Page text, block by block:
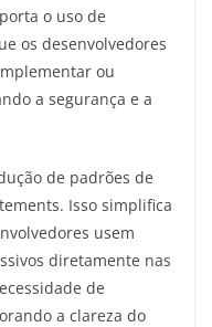
o uso de
os desenvolvedores
ou
a segurança e a
de padrões de
Isso simplifica
usem
diretamente nas
de
a clareza do